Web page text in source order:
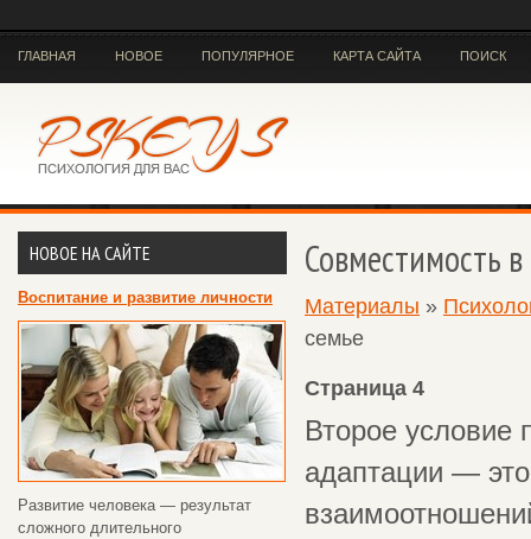
ГЛАВНАЯ НОВОЕ ПОПУЛЯРНОЕ КАРТА САЙТА ПОИСК
НОВОЕ НА САЙТЕ
Воспитание и развитие личности
Развитие человека — результат
сложного длительного
Совместимость
Материалы »
семье
Страница 4
Второе условие
адаптации —